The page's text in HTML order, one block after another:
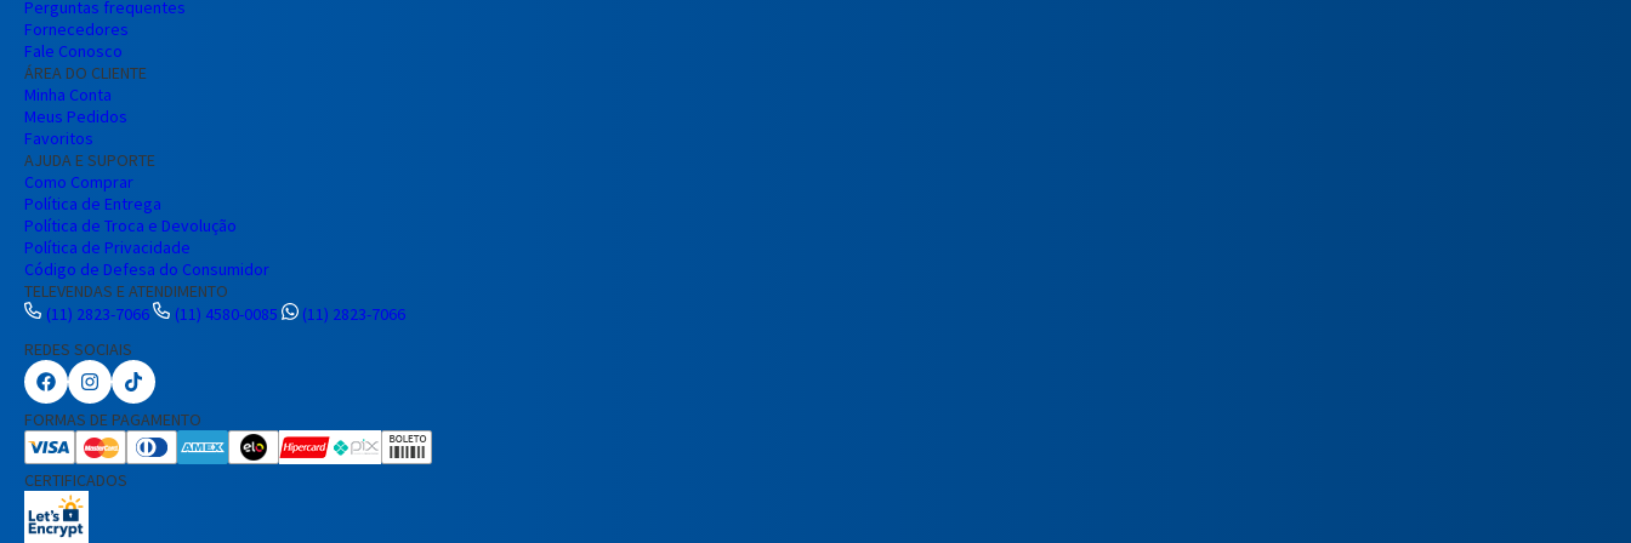
Perguntas frequentes
Fornecedores
Fale Conosco
ÁREA DO CLIENTE
Minha Conta
Meus Pedidos
Favoritos
AJUDA E SUPORTE
Como Comprar
Política de Entrega
Política de Troca e Devolução
Política de Privacidade
Código de Defesa do Consumidor
TELEVENDAS E ATENDIMENTO
(11) 2823-7066
(11) 4580-0085
(11) 2823-7066
REDES SOCIAIS
FORMAS DE PAGAMENTO
CERTIFICADOS